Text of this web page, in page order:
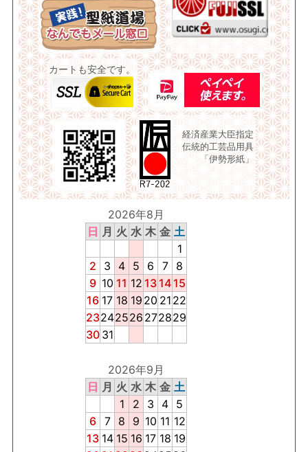
カートも安全です。
経済産業大臣指定
伝統的工芸品用具
「伊勢形紙」
2026年8月
日 月 火 水 木 金 土
1
2
3 4 5 6 7
8
9 10 11 12 13 14 15
16 17 18 19 20 21 22
23242526 272829
30 31
2026年9月
日 月 火 水 木 金 土
1
2 3 4 5
6 7 8 9 10 11 12
13 14 15 16 17 18 19